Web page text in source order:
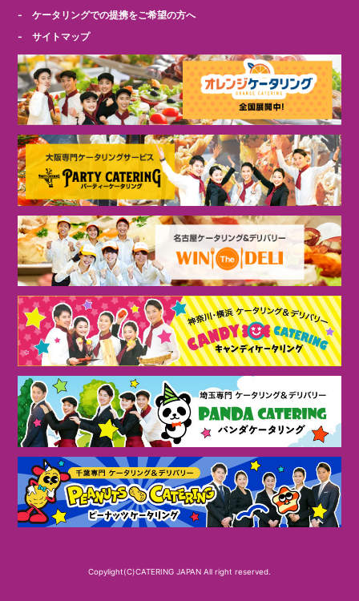
- ケータリングでの提携をご希望の方へ
- サイトマップ
Copylight(C)CATERING JAPAN All right reserved.